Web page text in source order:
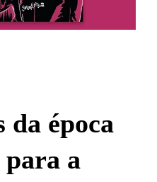
época
a